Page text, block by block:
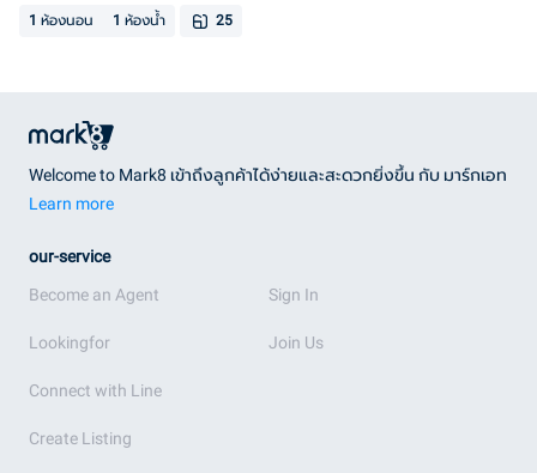
1 ห้องนอน 1 ห้องน้ำ 25
Welcome to Mark8 เข้าถึงลูกค้าได้ง่ายและสะดวกยิ่งขึ้น กับ มาร์กเอท
Learn more
our-service
Become an Agent
Lookingfor
Connect with Line
Create Listing
Sign In
Join Us